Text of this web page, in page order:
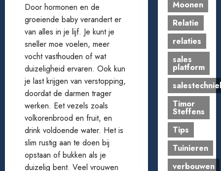
Door hormonen en de
groeiende baby verandert er
van alles in je lijf. Je kunt je
sneller moe voelen, meer
vocht vasthouden of wat
duizeligheid ervaren. Ook kun
je last krijgen van verstopping,
doordat de darmen trager
werken. Eet vezels zoals
volkorenbrood en fruit, en
drink voldoende water. Het is
slim rustig aan te doen bij
opstaan of bukken als je
duizelig bent. Veel vrouwen
Moonen
Relatie
relaties
sales
platform
Timor
Steffens
Tips
Tuinieren
verbouwen